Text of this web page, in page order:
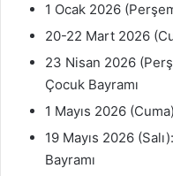
1 Ocak 2026
20-22 Mart 2026
23 Nisan 2026
Çocuk Bayramı
1 Mayıs 2026
19 Mayıs 2026
Bayramı